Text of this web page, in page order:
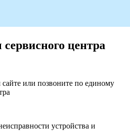
центра
сайте или позвоните по единому
устройства и